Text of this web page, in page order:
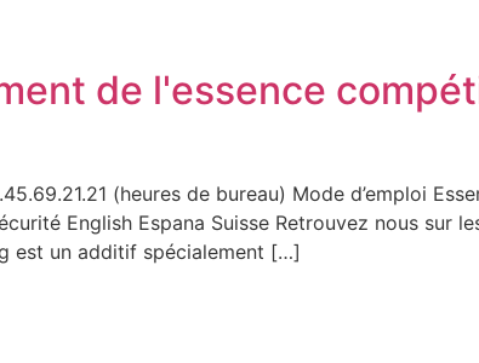
de l'essence
(heures de bureau) Mode d’emploi
English Espana Suisse Retrouvez nous sur
est un additif spécialement […]